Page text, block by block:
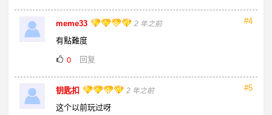
#4
meme33 2 年之前
有點難度
0
回复
#5
钥匙扣 2 年之前
这个以前玩过呀